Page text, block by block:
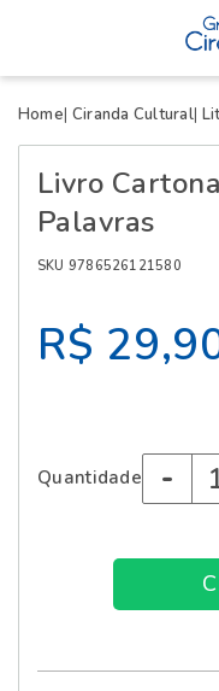
Home Ciranda Cultural
Livro
Palavras
SKU 9786526121580
R$
Quantidade -